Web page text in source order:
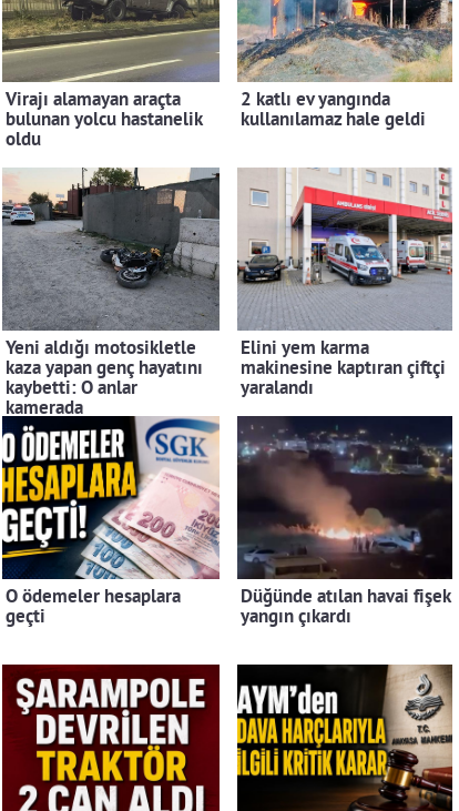
Virajı alamayan araçta
bulunan yolcu hastanelik
oldu
2 katlı ev yangında
kullanılamaz hale geldi
Yeni aldığı motosikletle
kaza yapan genç hayatını
kaybetti: O anlar
kamerada
Elini yem karma
makinesine kaptıran çiftçi
yaralandı
O ödemeler hesaplara
geçti
Düğünde atılan havai fişek
yangın çıkardı